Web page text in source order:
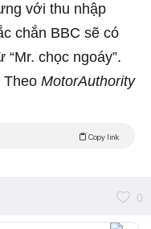
với thu nhập
chắn BBC sẽ có
chọc ngoáy”.
Theo MotorAuthority
Copy link
0